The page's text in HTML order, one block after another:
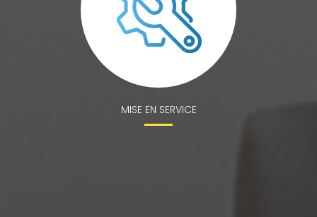
MISE EN SERVICE